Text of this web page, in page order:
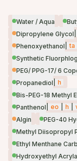
Water / Aqua
Dipropylene Glycol
Phenoxyethanol
ta
Synthetic
PEG/ PPG-17/ 6
Propanediol
h
Bis-PEG-18 Methyl
Panthenol
eo h
Algin
PEG-40
Methyl Diisopropyl
Ethyl Menthane
Hydroxyethyl